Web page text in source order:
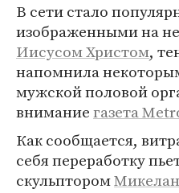
В сети стало
изображенными на
Иисусом Христом,
напомнила
мужской половой
вниманиегазета
Как сообщается,
себя переработку
скульптором